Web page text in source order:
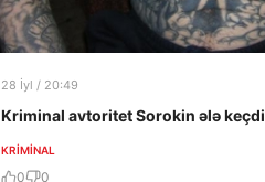
28 İyl / 20:49
Kriminal avtoritet Sorokin ələ keçdi
KRIMINAL
0 0